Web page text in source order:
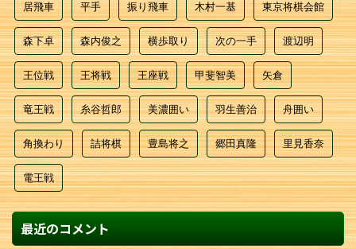
居飛車 平手 振り飛車 木村一基 東京将棋会館
森下卓 森内俊之 横歩取り 次の一手 渡辺明
王位戦 王将戦 王座戦 甲斐智美 矢倉
竜王戦 糸谷哲郎 美濃囲い 羽生善治 舟囲い
角換わり 詰将棋 豊島将之 郷田真隆 里見香奈
電王戦
最近のコメント